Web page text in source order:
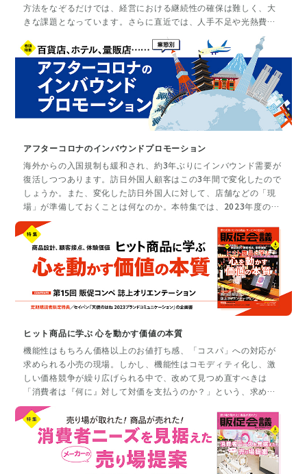
方法をなぞるだけでは、経営における継続性の確保は難しく、大
きな課題となっています。さらに直近では、人手不足や光熱費・
物価高騰、環境に配慮した運営など、課題も多く、店舗ビジネス
は厳しさを増すばかりです。本特集では、店舗運営における山積
した課題や時代の変化に対応して経営を継続させている店を取材
しました。売上拡大だけではない、「成長が続く」店になるため
の条件を紹介します。
アフターコロナのインバウンドプロモーション
海外からの入国規制も緩和され、約3年ぶりにインバウンド需要が
復活しつつあります。訪日外国人顧客はこの3年間で変化したので
しょうか。また、変化した訪日外国人に対して、店舗などの「現
場」が準備しておくことは何なのか。本特集では、2023年度のイ
ンバウンド需要における消費予測や、コロナ後に変わった人気の
観光地などを有識者が解説。訪日外国人観光客の来店が多く見込
まれる企業にも、アフターコロナのインバウンドプロモーション
戦略を聞きます。
ヒット商品に学ぶ 心を動かす価値の本質
機能性はもちろん価格以上のお値打ち感、「コスパ」への対応が
求められる小売の現場。しかし、機能性はコモディティ化し、激
しい価格競争が繰り広げられる中で、改めて見つめ直すべきは
「消費者は『何に』対して対価を支払うのか？」という、求める
価値の明確化にある。ヒットした商品を分析し、現代消費者が機
能・価格だけではなく、「お金を払いたくなるもの」の正体を解
析する。